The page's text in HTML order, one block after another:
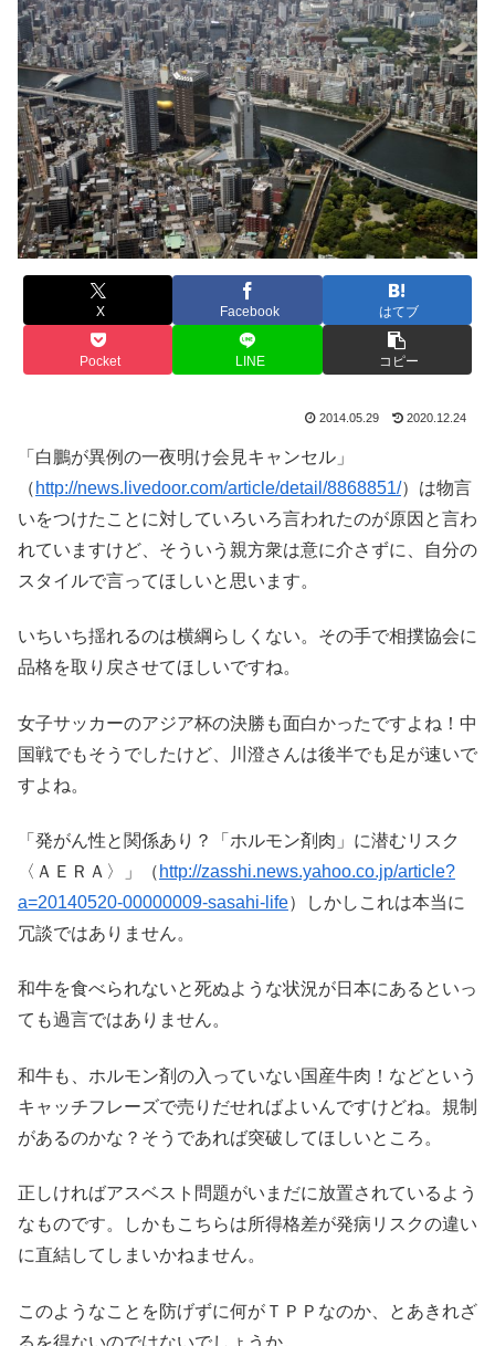
X Facebook はてブ
Pocket LINE コピー
2014.05.29 2020.12.24
「白鵬が異例の一夜明け会見キャンセル」
（ http://news.livedoor.com/article/detail/8868851/）は物言
いをつけたことに対していろいろ言われたのが原因と言わ
れていますけど、そういう親方衆は意に介さずに、自分の
スタイルで言ってほしいと思います。
いちいち揺れるのは横綱らしくない。その手で相撲協会に
品格を取り戻させてほしいですね。
女子サッカーのアジア杯の決勝も面白かったですよね！中
国戦でもそうでしたけど、川澄さんは後半でも足が速いで
すよね。
「発がん性と関係あり？「ホルモン剤肉」に潜むリスク
〈ＡＥＲＡ〉」（ http://zasshi.news.yahoo.co.jp/article?
a=20140520-00000009-sasahi-life）しかしこれは本当に
冗談ではありません。
和牛を食べられないと死ぬような状況が日本にあるといっ
ても過言ではありません。
和牛も、ホルモン剤の入っていない国産牛肉！などという
キャッチフレーズで売りだせればよいんですけどね。規制
があるのかな？そうであれば突破してほしいところ。
正しければアスベスト問題がいまだに放置されているよう
なものです。しかもこちらは所得格差が発病リスクの違い
に直結してしまいかねません。
このようなことを防げずに何がＴＰＰなのか、とあきれざ
るを得ないのではないでしょうか。